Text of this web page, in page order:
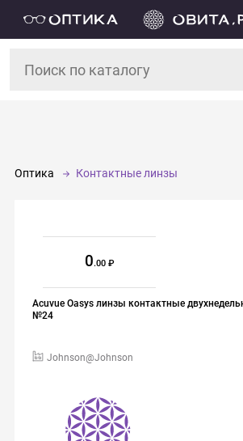
Оптика Контактные линзы
Acuvue Oasys линзы контактные
№24
Johnson@Johnson
0.00